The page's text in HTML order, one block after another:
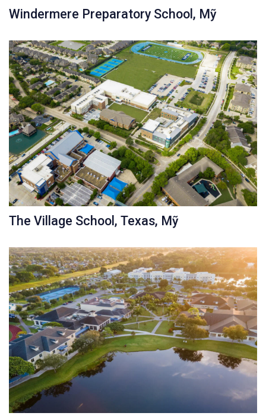
Windermere Preparatory School, Mỹ
The Village School, Texas, Mỹ